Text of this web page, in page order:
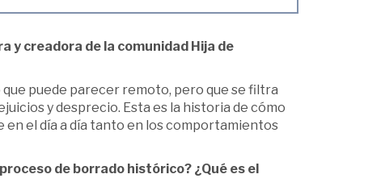
y creadora de la comunidad Hija de
que puede parecer remoto, pero que se filtra
y desprecio. Esta es la historia de cómo
el día a día tanto en los comportamientos
de borrado histórico? ¿Qué es el